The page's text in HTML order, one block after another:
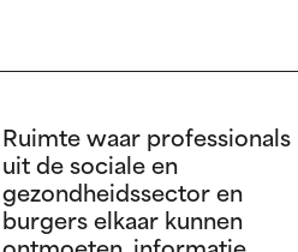
ondersteunen. Ontvangst
12.30 uur.
Ruimte waar professionals
uit de sociale en
gezondheidssector en
burgers elkaar kunnen